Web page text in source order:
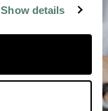
Show details